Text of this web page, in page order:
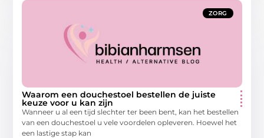
ZORG
Waarom een douchestoel bestellen de juiste
keuze voor u kan zijn
Wanneer u al een tijd slechter ter been bent, kan het bestellen
van een douchestoel u vele voordelen opleveren. Hoewel het
een lastige stap kan